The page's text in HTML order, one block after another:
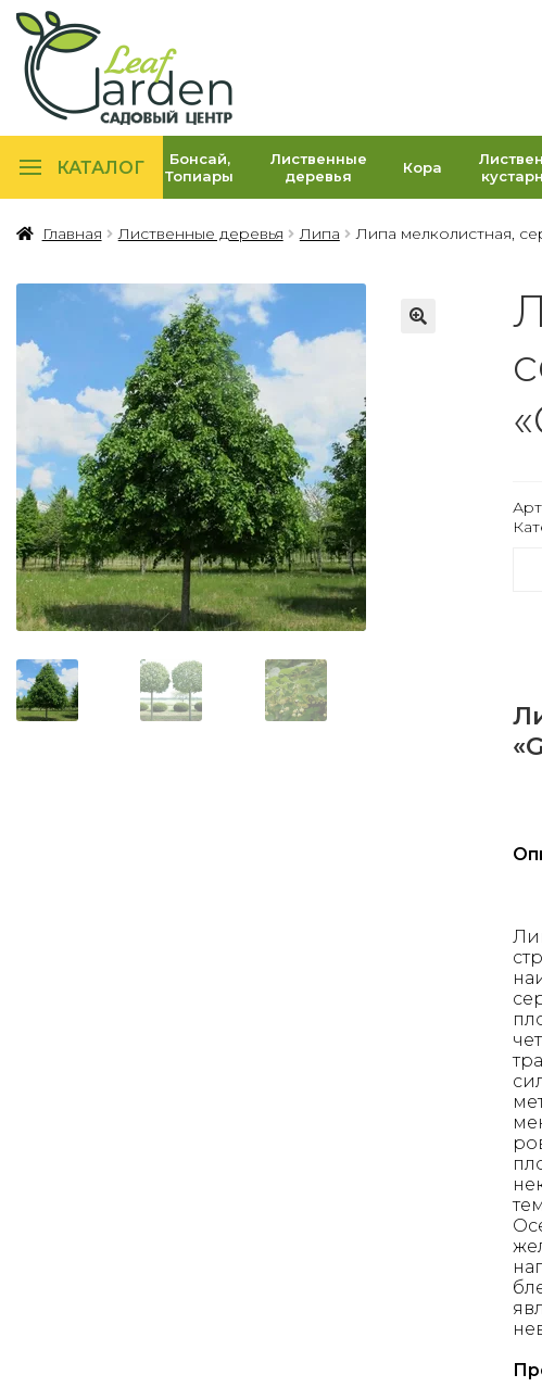
КАТАЛОГ
Бонсай,
Топиары
Лиственные
деревья
Кора
Главная Лиственные деревья Липа Липа мелколистная,